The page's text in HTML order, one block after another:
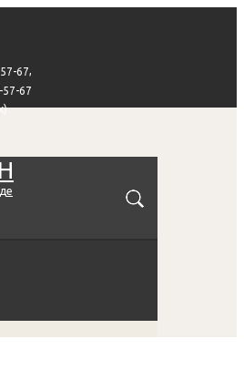
67,
57-67